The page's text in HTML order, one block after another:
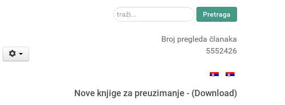
traži... Pretraga
Broj pregleda članaka
5552426
Nove knjige za preuzimanje - (Download)